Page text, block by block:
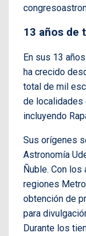
13 años de
En sus 13
ha crecido
total de mil
de localidades
incluyendo
Sus orígenes
Astronomía
Ñuble. Con
regiones
obtención de
para
Durante los